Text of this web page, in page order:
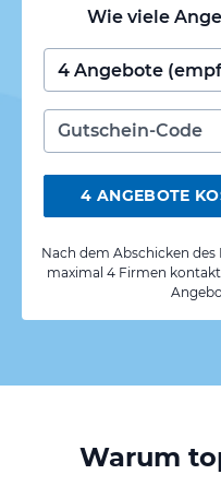
Wie viele
4 ANGEBOTE
Nach dem Abschicken
maximal 4 Firmen
Warum